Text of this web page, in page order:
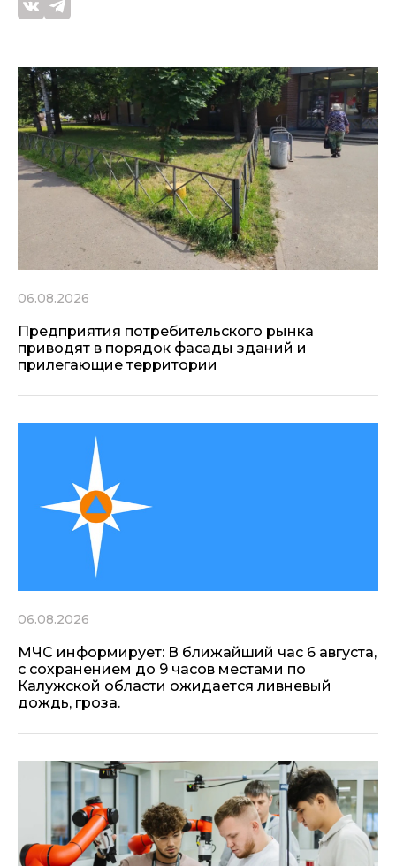
06.08.2026
Предприятия потребительского рынка
приводят в порядок фасады зданий и
прилегающие территории
06.08.2026
МЧС информирует: В ближайший час 6 августа,
с сохранением до 9 часов местами по
Калужской области ожидается ливневый
дождь, гроза.